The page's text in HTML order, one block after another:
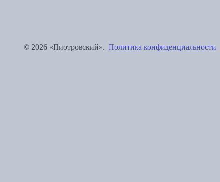
© 2026 «Пиотровский». Политика конфиденциальности